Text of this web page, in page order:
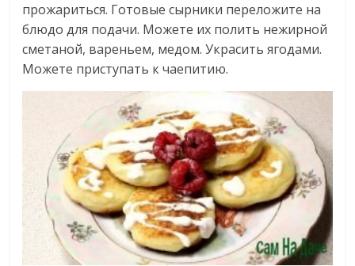
прожариться. Готовые сырники переложите на
блюдо для подачи. Можете их полить нежирной
сметаной, вареньем, медом. Украсить ягодами.
Можете приступать к чаепитию.